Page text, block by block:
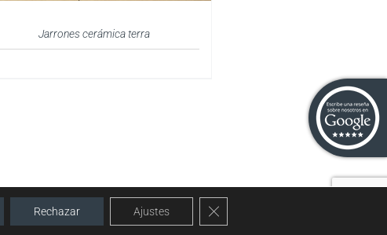
Jarrones cerámica terra
Rechazar Ajustes Cerrar el banner de cookies RGPD